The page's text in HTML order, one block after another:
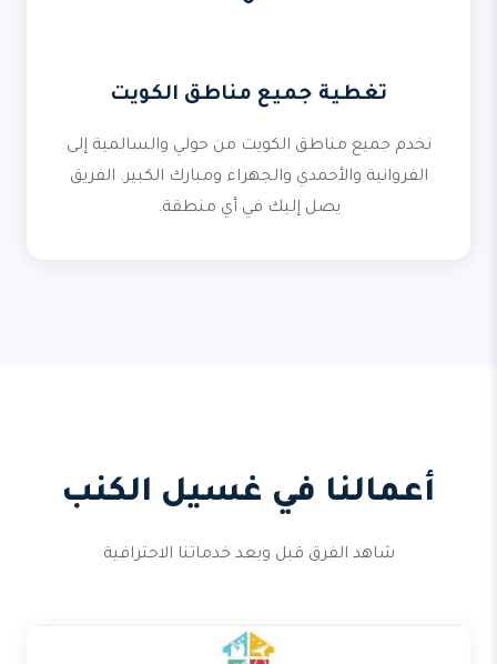
تغطية جميع مناطق الكويت
نخدم جميع مناطق الكويت من حولي والسالمية إلى
الفروانية والأحمدي والجهراء ومبارك الكبير. الفريق
يصل إليك في أي منطقة.
أعمالنا في غسيل الكنب
شاهد الفرق قبل وبعد خدماتنا الاحترافية